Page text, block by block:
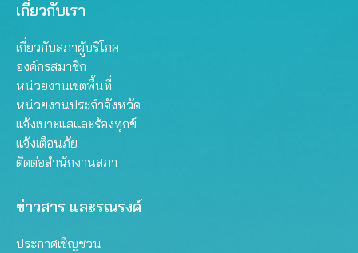
เกี่ยวกับเรา
เกี่ยวกับสภาผู้บริโภค
องค์กรสมาชิก
หน่วยงานเขตพื้นที่
หน่วยงานประจำจังหวัด
แจ้งเบาะแสและร้องทุกข์
แจ้งเตือนภัย
ติดต่อสำนักงานสภา
ข่าวสาร และรณรงค์
ประกาศเชิญชวน